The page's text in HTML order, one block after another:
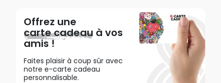
Offrez une
carte cadeau à vos
amis !
Faites plaisir à coup sûr avec
notre e-carte cadeau
personnalisable.